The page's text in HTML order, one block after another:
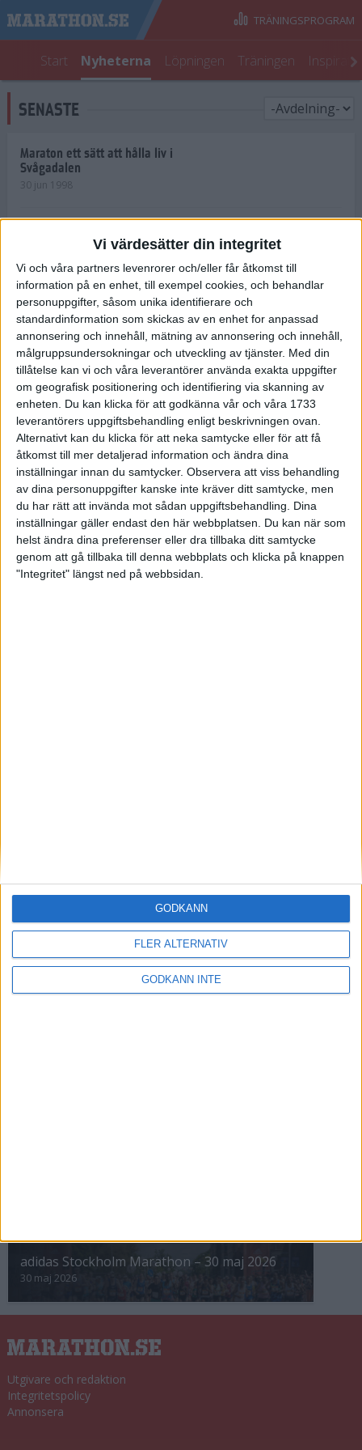
Vi värdesätter din integritet
Vi och våra partners levenrorer och/eller får åtkomst till
information på en enhet, till exempel cookies, och behandlar
personuppgifter, såsom unika identifierare och
standardinformation som skickas av en enhet for anpassad
annonsering och innehåll, mätning av annonsering och innehåll,
målgruppsundersokningar och utveckling av tjänster. Med din
tillåtelse kan vi och våra leverantörer använda exakta uppgifter
om geografisk positionering och identifiering via skanning av
enheten. Du kan klicka för att godkänna vår och våra 1733
leverantörers uppgiftsbehandling enligt beskrivningen ovan.
Alternativt kan du klicka för att neka samtycke eller för att få
åtkomst till mer detaljerad information och ändra dina
inställningar innan du samtycker. Observera att viss behandling
av dina personuppgifter kanske inte kräver ditt samtycke, men
du har rätt att invända mot sådan uppgiftsbehandling. Dina
inställningar gäller endast den här webbplatsen. Du kan när som
helst ändra dina preferenser eller dra tillbaka ditt samtycke
genom att gå tillbaka till denna webbplats och klicka på knappen
"Integritet" längst ned på webbsidan.
FLER ALTERNATIV
GODKÄNN INTE
GODKÄNN
Start Nyheterna Löpningen Träningen
TRÄNINGSPROGRAM
SENASTE
Maraton ett sätt att hålla liv i
Svågadalen
30 jun 1998
Norrlänningar firade semester i
Strängnäs
28 jun 1998
Maratonlöparna bäst i Trosa
I år fick Andervang kransen
27 jun 1998
Intresset ökar för Lidingöloppet
26 jun 1998
Värmemara
väntarvärldsmästaraspiranter
24 jun 1998
ASIEN
Berlin Marathon - ett lopp genom
8 okt 1995• Arkiv• Reseberättelser från
adidas Stockholm Marathon – 30 maj 2026
30 maj 2026
Utgivare och redaktion
Integritetspolicy
Annonsera